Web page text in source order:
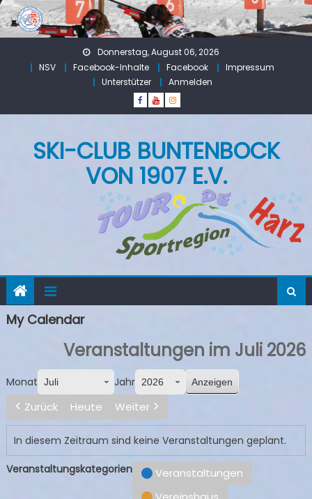
Skip
to
Donnerstag, August 06, 2026
NSV
Facebook-Inhalte Facebook
Impressum
Unterstützer
Anmelden
SKI-CLUB BUNTENBOCK
VON 1907 E.V.
My Calendar
Veranstaltungen im Juli 2026
Monat Jahr
Zurück Heute Weiter
In diesem Zeitraum sind keine Veranstaltungen geplant.
Veranstaltungskategorien
Veranstaltungen